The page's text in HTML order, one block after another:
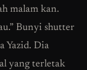
malam kan.
Bunyi shutter
Yazid. Dia
yang terletak